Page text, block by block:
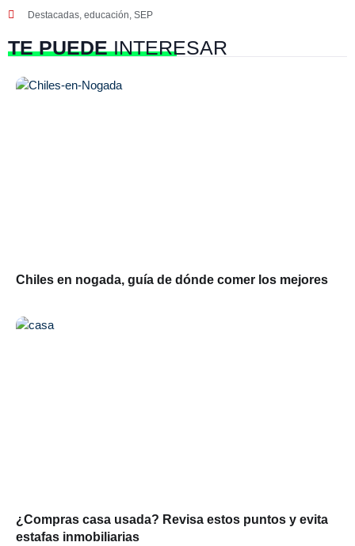
Destacadas, educación, SEP
TE PUEDEINTERESAR
Chiles en nogada, guía de dónde comer los mejores
¿Compras casa usada? Revisa estos puntos y evita
estafas inmobiliarias